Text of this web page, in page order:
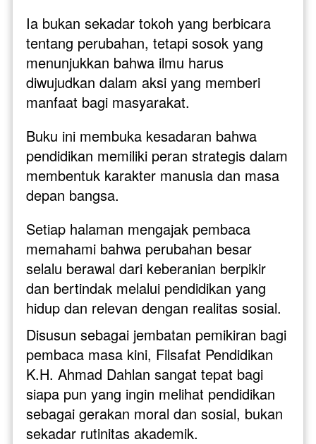
Ia bukan sekadar tokoh yang berbicara
tentang perubahan, tetapi sosok yang
menunjukkan bahwa ilmu harus
diwujudkan dalam aksi yang memberi
manfaat bagi masyarakat.
Buku ini membuka kesadaran bahwa
pendidikan memiliki peran strategis dalam
membentuk karakter manusia dan masa
depan bangsa.
Setiap halaman mengajak pembaca
memahami bahwa perubahan besar
selalu berawal dari keberanian berpikir
dan bertindak melalui pendidikan yang
hidup dan relevan dengan realitas sosial.
Disusun sebagai jembatan pemikiran bagi
pembaca masa kini, Filsafat Pendidikan
K.H. Ahmad Dahlan sangat tepat bagi
siapa pun yang ingin melihat pendidikan
sebagai gerakan moral dan sosial, bukan
sekadar rutinitas akademik.